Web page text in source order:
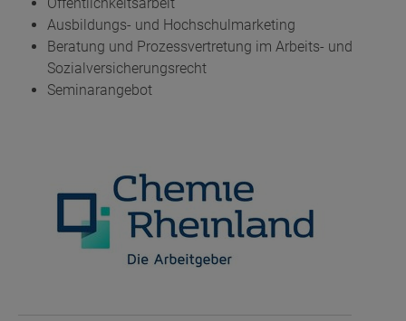
Ausbildungs- und Hochschulmarketing
Beratung und Prozessvertretung im Arbeits- und
Sozialversicherungsrecht
Seminarangebot